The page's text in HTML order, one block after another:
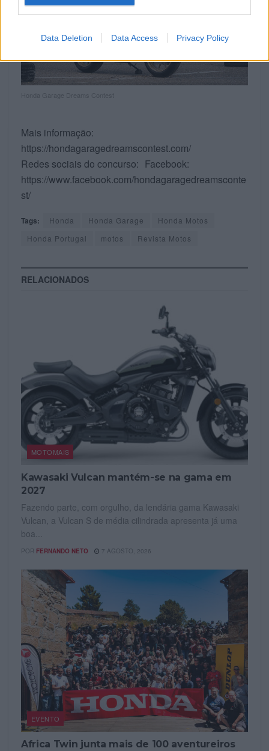
Data Deletion Data Access Privacy Policy
Honda Garage Dreams Contest
Mais informação:
https://hondagaragedreamscontest.com/
Redes sociais do concurso: Facebook:
https://www.facebook.com/hondagaragedreamsconte
st/
Tags: Honda Honda Garage
Honda Motos
Honda Portugal
motos Revista Motos
RELACIONADOS
MOTOMAIS
Kawasaki Vulcan mantém-se na gama em
2027
Fazendo parte, com orgulho, da lendária gama Kawasaki
Vulcan, a Vulcan S de média cilindrada apresenta já uma
boa...
POR FERNANDO NETO 7 AGOSTO, 2026
EVENTO
Africa Twin junta mais de 100 aventureiros